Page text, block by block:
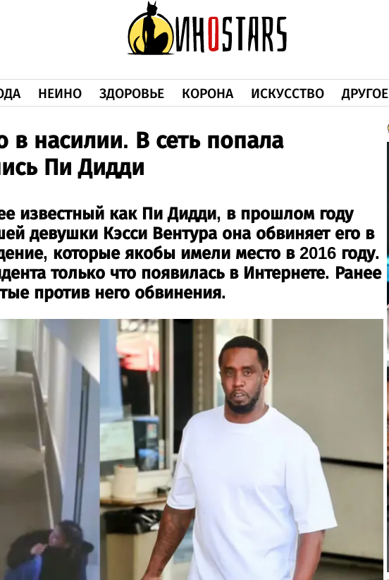
НЕИНО ЗДОРОВЬЕ КОРОНА ИСКУССТВО ДРУГОЕ
в насилии. В сеть попала
Пи Дидди
известный как Пи Дидди, в прошлом году
девушки Кэсси Вентура она обвиняет его в
которые якобы имели место в 2016 году.
только что появилась в Интернете. Ранее
против него обвинения.